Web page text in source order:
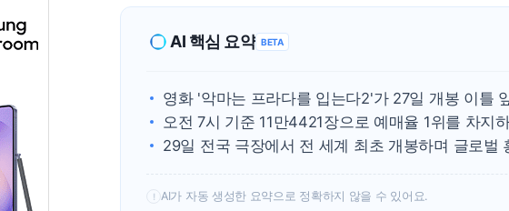
AI 핵심 요약 BETA
영화 '악마는 프라다를 입는다2'가 27일 개봉 이틀
오전 7시 기준 11만4421장으로 예매율 1위를 차지
29일 전국 극장에서 전 세계 최초 개봉하며 글로벌
! AI가 자동 생성한 요약으로 정확하지 않을 수 있어요.